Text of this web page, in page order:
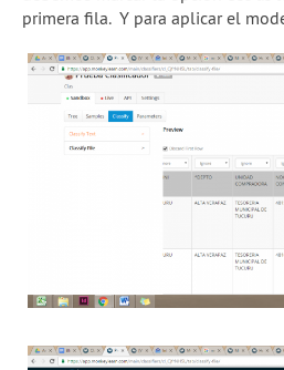
primera fila. Y para aplicar el